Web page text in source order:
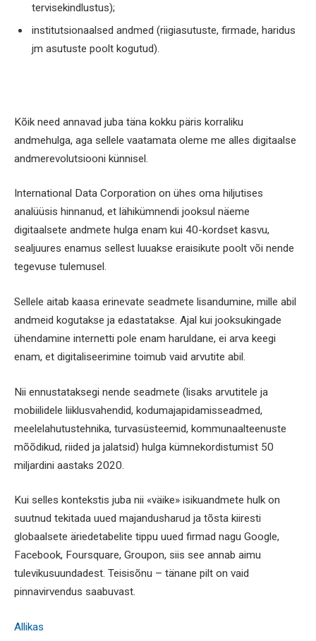
tervisekindlustus);
institutsionaalsed andmed (riigiasutuste, firmade, haridus
jm asutuste poolt kogutud).
Kõik need annavad juba täna kokku päris korraliku
andmehulga, aga sellele vaatamata oleme me alles digitaalse
andmerevolutsiooni künnisel.
International Data Corporation on ühes oma hiljutises
analüüsis hinnanud, et lähikümnendi jooksul näeme
digitaalsete andmete hulga enam kui 40-kordset kasvu,
sealjuures enamus sellest luuakse eraisikute poolt või nende
tegevuse tulemusel.
Sellele aitab kaasa erinevate seadmete lisandumine, mille abil
andmeid kogutakse ja edastatakse. Ajal kui jooksukingade
ühendamine internetti pole enam haruldane, ei arva keegi
enam, et digitaliseerimine toimub vaid arvutite abil.
Nii ennustataksegi nende seadmete (lisaks arvutitele ja
mobiilidele liiklusvahendid, kodumajapidamisseadmed,
meelelahutustehnika, turvasüsteemid, kommunaalteenuste
mõõdikud, riided ja jalatsid) hulga kümnekordistumist 50
miljardini aastaks 2020.
Kui selles kontekstis juba nii «väike» isikuandmete hulk on
suutnud tekitada uued majandusharud ja tõsta kiiresti
globaalsete äriedetabelite tippu uued firmad nagu Google,
Facebook, Foursquare, Groupon, siis see annab aimu
tulevikusuundadest. Teisisõnu – tänane pilt on vaid
pinnavirvendus saabuvast.
Allikas